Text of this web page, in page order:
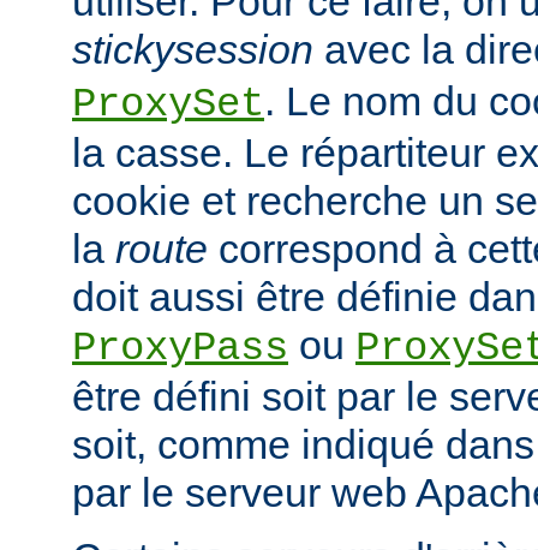
stickysession avec la
ProxySet. Le nom du
la casse. Le répartiteur
cookie et recherche un
la route correspond à
doit aussi être définie
ProxyPass ou
être défini soit par le
soit, comme indiqué
par le serveur web